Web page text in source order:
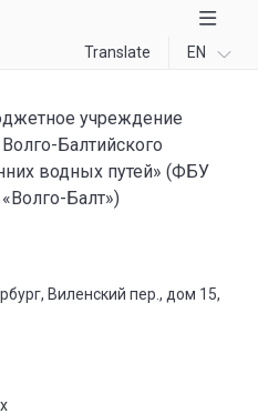
Translate EN
учреждение
Балтийского
водных путей» (ФБУ
Балт»)
Виленский пер., дом 15,